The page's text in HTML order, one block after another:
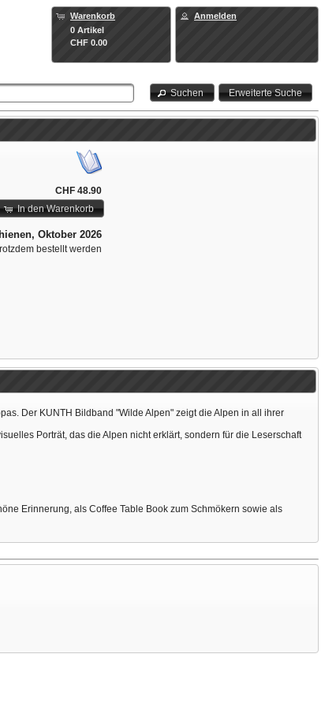
Warenkorb
0 Artikel
CHF 0.00
Anmelden
Suchen Erweiterte Suche
CHF 48.90
In den Warenkorb
Oktober 2026
bestellt werden
Der KUNTH Bildband "Wilde Alpen" zeigt die Alpen in all ihrer
Porträt, das die Alpen nicht erklärt, sondern für die Leserschaft
Erinnerung, als Coffee Table Book zum Schmökern sowie als